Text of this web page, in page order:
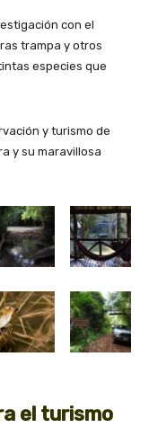
con el
trampa y otros
especies que
y turismo de
y su maravillosa
el turismo